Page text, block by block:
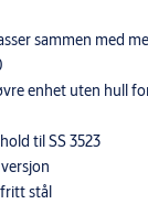
sammen med
enhet uten hull
til SS 3523
stål